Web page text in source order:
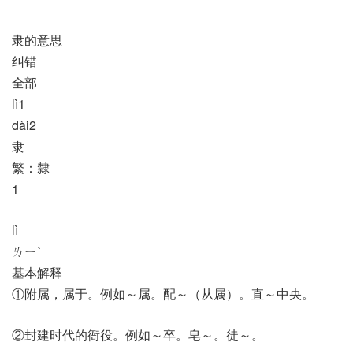
隶的意思
纠错
全部
lì1
dài2
隶
繁：隸
1
lì
ㄌㄧˋ
基本解释
①附属，属于。例如～属。配～（从属）。直～中央。
②封建时代的衙役。例如～卒。皂～。徒～。